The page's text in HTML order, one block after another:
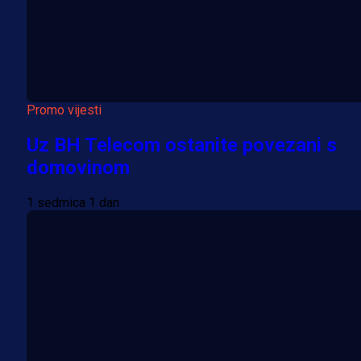
Promo vijesti
Uz BH Telecom ostanite povezani s
domovinom
1 sedmica 1 dan